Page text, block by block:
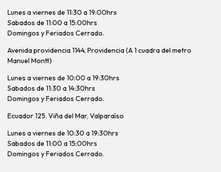
Lunes a viernes de 11:30 a 19:00hrs
Sabados de 11:00 a 15:00hrs
Domingos y Feriados Cerrado.
Avenida providencia 1144, Providencia (A 1 cuadra del metro
Manuel Montt)
Lunes a viernes de 10:00 a 19:30hrs
Sabados de 11:30 a 14:30hrs
Domingos y Feriados Cerrado.
Ecuador 125. Viña del Mar, Valparaíso
Lunes a viernes de 10:30 a 19:30hrs
Sabados de 11:00 a 15:00hrs
Domingos y Feriados Cerrado.